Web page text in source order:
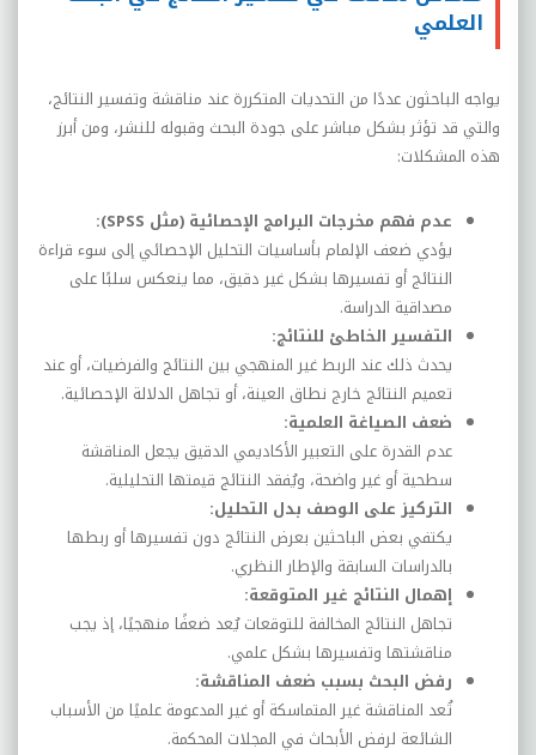
العلمي
يواجه الباحثون عددًا من التحديات المتكررة عند مناقشة وتفسير النتائج،
والتي قد تؤثر بشكل مباشر على جودة البحث وقبوله للنشر، ومن أبرز
هذه المشكلات:
عدم فهم مخرجات البرامج الإحصائية (مثل SPSS):
يؤدي ضعف الإلمام بأساسيات التحليل الإحصائي إلى سوء قراءة
النتائج أو تفسيرها بشكل غير دقيق، مما ينعكس سلبًا على
مصداقية الدراسة.
التفسير الخاطئ للنتائج:
يحدث ذلك عند الربط غير المنهجي بين النتائج والفرضيات، أو عند
تعميم النتائج خارج نطاق العينة، أو تجاهل الدلالة الإحصائية.
ضعف الصياغة العلمية:
عدم القدرة على التعبير الأكاديمي الدقيق يجعل المناقشة
سطحية أو غير واضحة، ويُفقد النتائج قيمتها التحليلية.
التركيز على الوصف بدل التحليل:
يكتفي بعض الباحثين بعرض النتائج دون تفسيرها أو ربطها
بالدراسات السابقة والإطار النظري.
إهمال النتائج غير المتوقعة:
تجاهل النتائج المخالفة للتوقعات يُعد ضعفًا منهجيًا، إذ يجب
مناقشتها وتفسيرها بشكل علمي.
رفض البحث بسبب ضعف المناقشة:
تُعد المناقشة غير المتماسكة أو غير المدعومة علميًا من الأسباب
الشائعة لرفض الأبحاث في المجلات المحكمة.